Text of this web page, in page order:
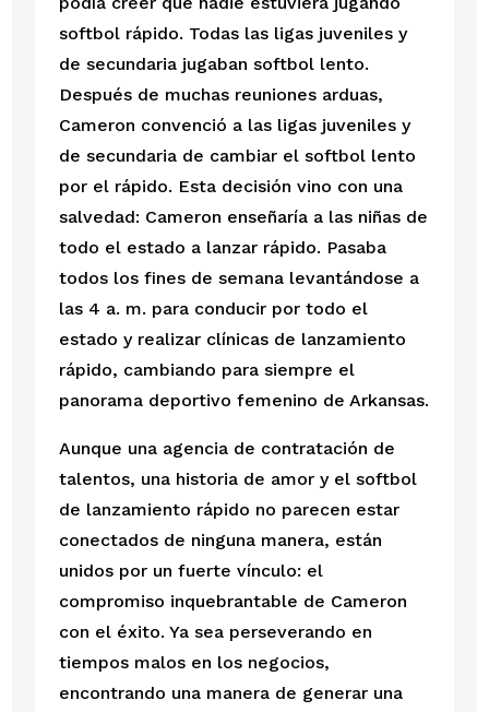
softbol rápido. Todas las ligas juveniles y
de secundaria jugaban softbol lento.
Después de muchas reuniones arduas,
Cameron convenció a las ligas juveniles y
de secundaria de cambiar el softbol lento
por el rápido. Esta decisión vino con una
salvedad: Cameron enseñaría a las niñas de
todo el estado a lanzar rápido. Pasaba
todos los fines de semana levantándose a
las 4 a. m. para conducir por todo el
estado y realizar clínicas de lanzamiento
rápido, cambiando para siempre el
panorama deportivo femenino de Arkansas.
Aunque una agencia de contratación de
talentos, una historia de amor y el softbol
de lanzamiento rápido no parecen estar
conectados de ninguna manera, están
unidos por un fuerte vínculo: el
compromiso inquebrantable de Cameron
con el éxito. Ya sea perseverando en
tiempos malos en los negocios,
encontrando una manera de generar una